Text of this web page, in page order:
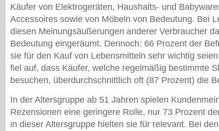
Käufer von Elektrogeräten, Haushalts- und
Accessoires sowie von Möbeln von Bedeutung. Bei
diesen Meinungsäußerungen anderer Verbraucher
Bedeutung eingeräumt. Dennoch: 66 Prozent der
sie für den Kauf von Lebensmitteln sehr wichtig
fiel auf, dass Käufer, welche regelmäßig bestimmte
besuchen, überdurchschnittlich oft (87 Prozent) die
In der Altersgruppe ab 51 Jahren spielen
Rezensionen eine geringere Rolle, nur 73 Prozent
in dieser Altersgruppe hielten sie für relevant. Bei